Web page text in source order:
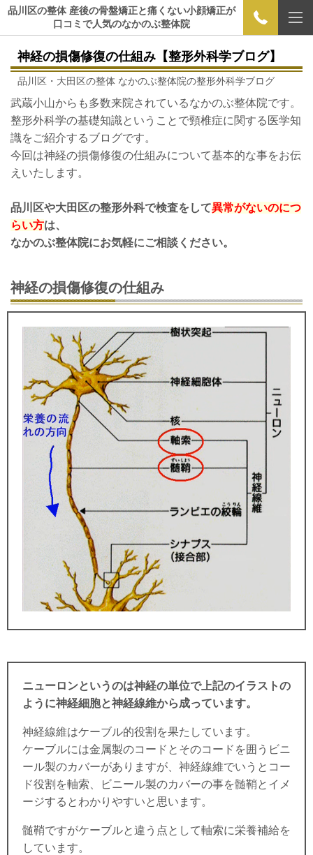
品川区の整体 産後の骨盤矯正と痛くない小顔矯正が
口コミで人気のなかのぶ整体院
神経の損傷修復の仕組み【整形外科学ブログ】
品川区・大田区の整体 なかのぶ整体院の整形外科学ブログ
武蔵小山からも多数来院されているなかのぶ整体院です。
整形外科学の基礎知識ということで頸椎症に関する医学知
識をご紹介するブログです。
今回は神経の損傷修復の仕組みについて基本的な事をお伝
えいたします。
品川区や大田区の整形外科で検査をして異常がないのにつ
らい方は、
なかのぶ整体院にお気軽にご相談ください。
神経の損傷修復の仕組み
ニューロンというのは神経の単位で上記のイラストの
ように神経細胞と神経線維から成っています。
神経線維はケーブル的役割を果たしています。
ケーブルには金属製のコードとそのコードを囲うビニ
ール製のカバーがありますが、神経線維でいうとコー
ド役割を軸索、ビニール製のカバーの事を髄鞘とイメ
ージするとわかりやすいと思います。
髄鞘ですがケーブルと違う点として軸索に栄養補給を
しています。